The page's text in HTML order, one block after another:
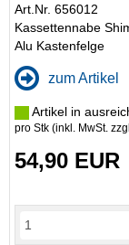
Art.Nr. 656012
Kassettennabe
Alu Kastenfelge
zum Artikel
Artikel in
pro Stk (inkl. MwSt.
54,90 EUR